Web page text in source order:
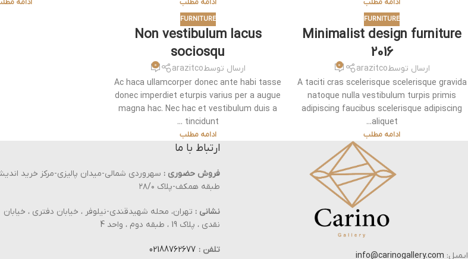
ادامه مطلب ادامه مطلب ادامه
FURNITURE
Minimalist design furniture
2016
ارسال توسطarazitco
0
A taciti cras scelerisque scelerisque gravida
natoque nulla vestibulum turpis primis
adipiscing faucibus scelerisque adipiscing
aliquet...
ادامه مطلب
FURNITURE
Non vestibulum lacus
sociosqu
ارسال توسطarazitco
0
Ac haca ullamcorper donec ante habi tasse
donec imperdiet eturpis varius per a augue
magna hac. Nec hac et vestibulum duis a
tincidunt ...
ادامه مطلب
ایمیل: info@carinogallery.com
ارتباط با ما
فروش حضوری : سهروردی شمالی-میدان پالیزی-مرکز خرید
طبقه همکف-پلاک ۲۸/۰
نشانی : تهران، محله شهیدقندی-نیلوفر ، خیابان دفتری ، خیابان
نقدی ، پلاک 19 ، طبقه دوم ، واحد 4
تلفن : 02188762677